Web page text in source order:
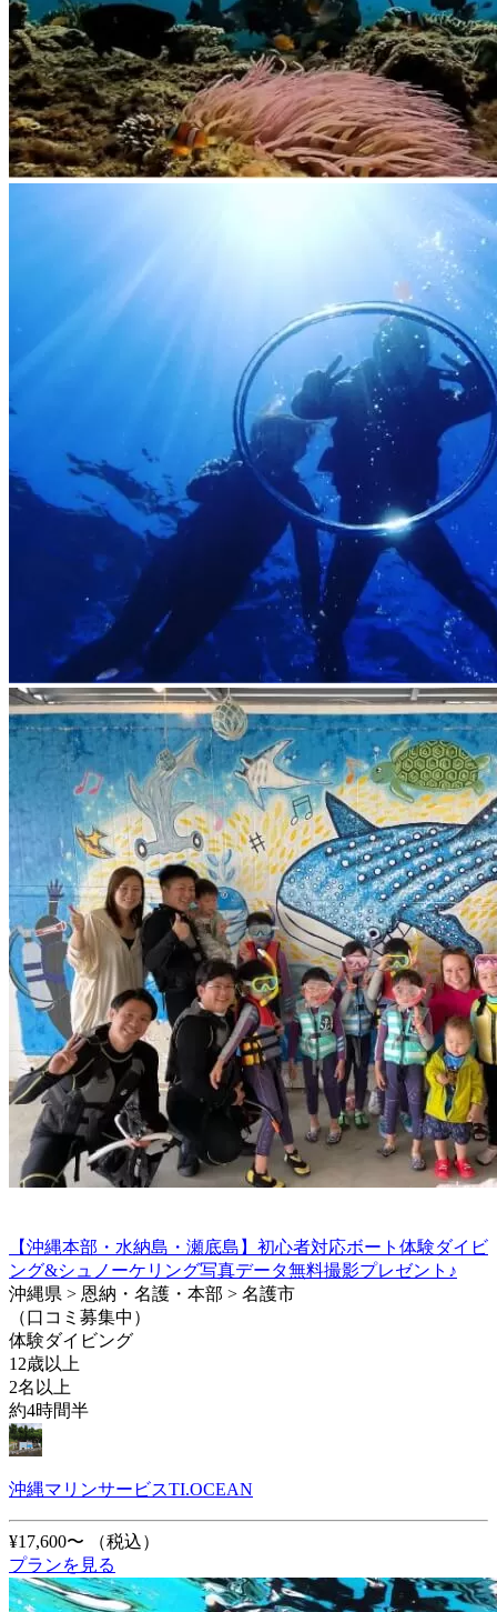
【沖縄本部・水納島・瀬底島】初心者対応ボート体験ダイビ
ング&シュノーケリング写真データ無料撮影プレゼント♪
沖縄県 > 恩納・名護・本部 > 名護市
（口コミ募集中）
体験ダイビング
12歳以上
2名以上
約4時間半
沖縄マリンサービスTI.OCEAN
¥17,600〜
（税込）
プランを見る